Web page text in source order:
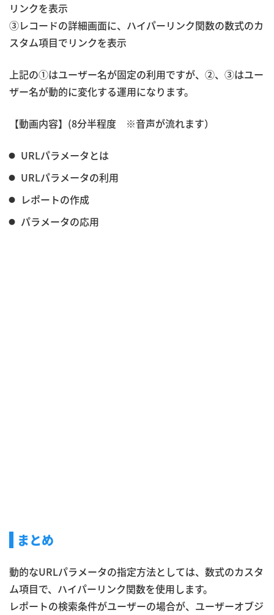
リンクを表示
③レコードの詳細画面に、ハイパーリンク関数の数式のカ
スタム項目でリンクを表示
上記の①はユーザー名が固定の利用ですが、②、③はユー
ザー名が動的に変化する運用になります。
【動画内容】(8分半程度 ※音声が流れます）
URLパラメータとは
URLパラメータの利用
レポートの作成
パラメータの応用
まとめ
動的なURLパラメータの指定方法としては、数式のカスタ
ム項目で、ハイパーリンク関数を使用します。
レポートの検索条件がユーザーの場合が、ユーザーオブジ